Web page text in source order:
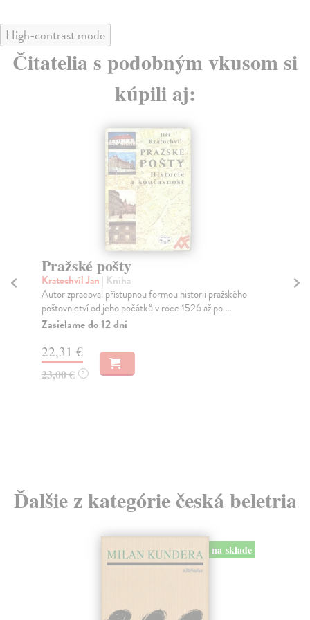
High-contrast mode
Čitatelia s podobným vkusom si
kúpili aj:
Jugoslávie a pražské jaro
Pelikán Jan | Kniha
V širších souvislostech detailně analyzuje nejen
bilaterální kontakty mezi Prahou a Bělehradem, ale ...
Dodávateľ nemá titul na sklade. Dodanie do 30
garantovať.
17,36 €
Ďalšie z kategórie česká beletria
na sklade